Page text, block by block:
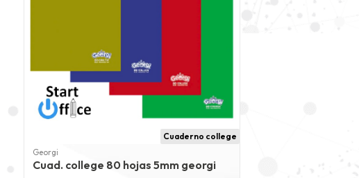
Cuaderno college
Georgi
Cuad. college 80 hojas 5mm georgi